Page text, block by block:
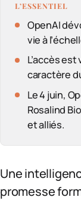
L’ESSENTIEL
OpenAI
vie à
L’accès
caractère
Le 4 juin,
Rosalind
et alliés.
Une
promesse